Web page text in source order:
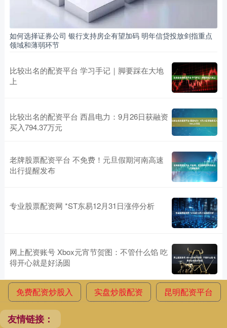
如何选择证券公司 银行支持房企有望加码 明年信贷投放剑指重点
领域和薄弱环节
比较出名的配资平台 学习手记｜脚要踩在大地
上
比较出名的配资平台 西昌电力：9月26日获融资
买入794.37万元
老牌股票配资平台 不免费！元旦假期河南高速
出行提醒发布
专业股票配资网 *ST东易12月31日涨停分析
网上配资账号 Xbox元宵节贺图：不管什么馅 吃
得开心就是好汤圆
免费配资炒股入 实盘炒股配资 昆明配资平台
友情链接：